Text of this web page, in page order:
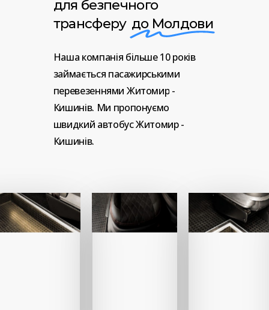
для безпечного
трансферу до Молдови
Наша компанія більше10років
займається пасажирськими
перевезеннями Житомир -
Кишинів. Ми пропонуємо
швидкий автобусЖитомир-
Кишинів.